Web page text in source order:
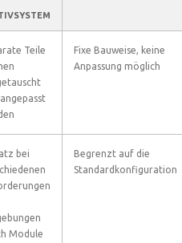
Teile
Fixe Bauweise, keine
Anpassung möglich
bei
Module
Begrenzt auf die
Standardkonfiguration